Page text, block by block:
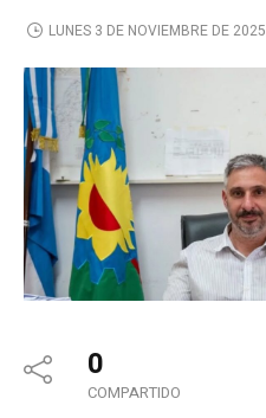
LUNES 3 DE NOVIEMBRE DE 2025
0
COMPARTIDO